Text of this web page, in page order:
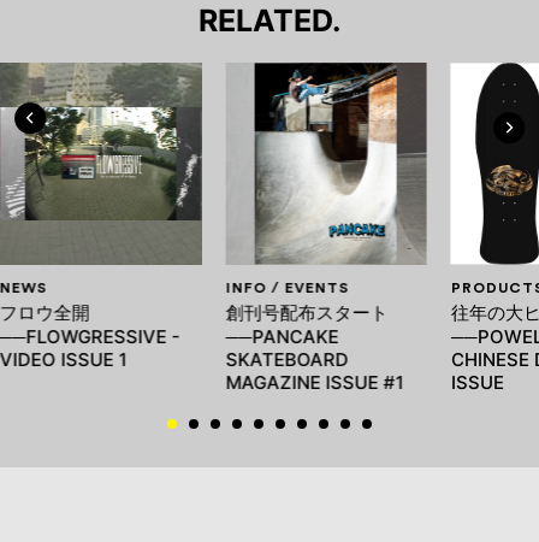
RELATED.
NEWS
フロウ全開
──FLOWGRESSIVE -
VIDEO ISSUE 1
INFO / EVENTS
創刊号配布スタート
──PANCAKE
SKATEBOARD
MAGAZINE ISSUE #1
往年の大
CHINESE
ISSUE